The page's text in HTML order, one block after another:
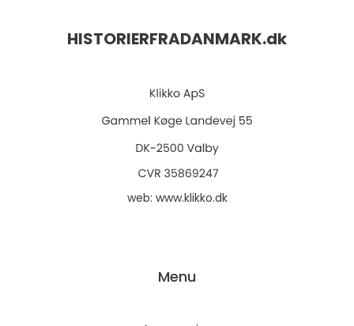
HISTORIERFRADANMARK.dk
web: www.klikko.dk
Menu